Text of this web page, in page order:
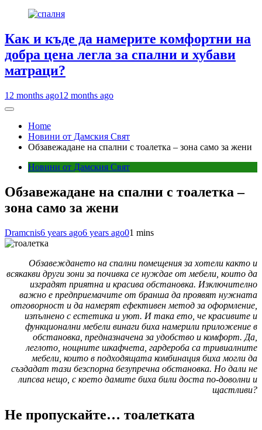
Как и къде да намерите комфортни на
добра цена легла за спални и хубави
матраци?
12 months ago12 months ago
Home
Новини от Дамския Свят
Обзавежадане на спални с тоалетка – зона само за жени
Новини от Дамския Свят
Обзавежадане на спални с тоалетка –
зона само за жени
Dramcnis6 years ago6 years ago01 mins
Обзавеждането на спални помещения за хотели както и
всякакви други зони за почивка се нуждае от мебели, които да
изградят приятна и красива обстановка. Изключително
важно е предприемачите от бранша да проявят нужната
отговорност и да намерят ефективен метод за оформление,
изпълнено с естетика и уют. И така ето, че красивите и
функционални мебели винаги биха намерили приложение в
обстановка, предназначена за удобство и комфорт. Да,
леглото, нощните шкафчета, гардероба са тривиалните
мебели, които в подходящата комбинация биха могли да
създадат тази безспорна безупречна обстановка. Но дали не
липсва нещо, с което дамите биха били доста по-доволни и
щастливи?
Не пропускайте… тоалетката